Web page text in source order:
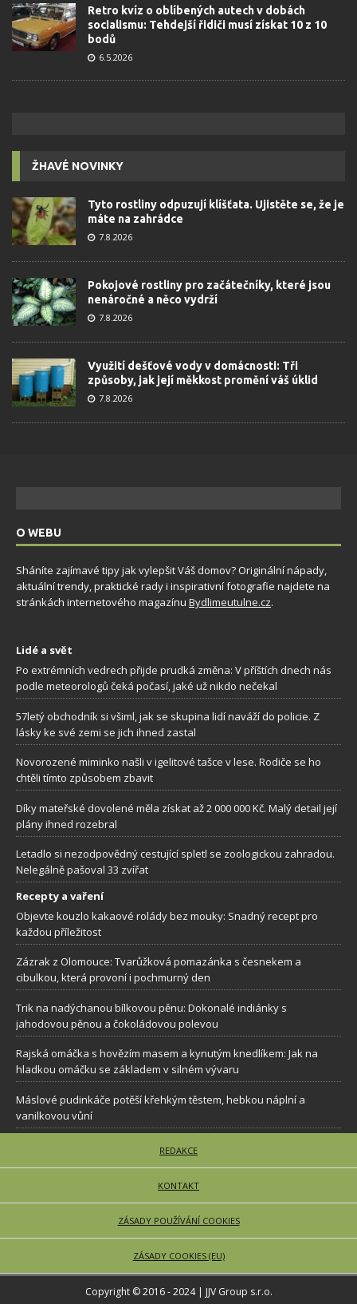
Retro kvíz o oblíbených autech v dobách
socialismu: Tehdejší řidiči musí získat 10 z 10
bodů
6.5.2026
ŽHAVÉ NOVINKY
Tyto rostliny odpuzují klíšťata. Ujistěte se, že je
máte na zahrádce
7.8.2026
Pokojové rostliny pro začátečníky, které jsou
nenáročné a něco vydrží
7.8.2026
Využití dešťové vody v domácnosti: Tři
způsoby, jak její měkkost promění váš úklid
7.8.2026
O WEBU
Sháníte zajímavé tipy jak vylepšit Váš domov? Originální nápady,
aktuální trendy, praktické rady i inspirativní fotografie najdete na
stránkách internetového magazínu Bydlimeutulne.cz.
Lidé a svět
Po extrémních vedrech přijde prudká změna: V příštích dnech nás
podle meteorologů čeká počasí, jaké už nikdo nečekal
57letý obchodník si všiml, jak se skupina lidí naváží do policie. Z
lásky ke své zemi se jich ihned zastal
Novorozené miminko našli v igelitové tašce v lese. Rodiče se ho
chtěli tímto způsobem zbavit
Díky mateřské dovolené měla získat až 2 000 000 Kč. Malý detail její
plány ihned rozebral
Letadlo si nezodpovědný cestující spletl se zoologickou zahradou.
Nelegálně pašoval 33 zvířat
Recepty a vaření
Objevte kouzlo kakaové rolády bez mouky: Snadný recept pro
každou příležitost
Zázrak z Olomouce: Tvarůžková pomazánka s česnekem a
cibulkou, která provoní i pochmurný den
Trik na nadýchanou bílkovou pěnu: Dokonalé indiánky s
jahodovou pěnou a čokoládovou polevou
Rajská omáčka s hovězím masem a kynutým knedlíkem: Jak na
hladkou omáčku se základem v silném vývaru
Máslové pudinkáče potěší křehkým těstem, hebkou náplní a
vanilkovou vůní
REDAKCE
KONTAKT
ZÁSADY POUŽÍVÁNÍ COOKIES
ZÁSADY COOKIES (EU)
Copyright © 2016 - 2024 | JJV Group s.r.o.